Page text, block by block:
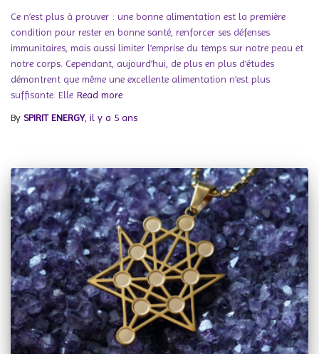
Ce n’est plus à prouver : une bonne alimentation est la première
condition pour rester en bonne santé, renforcer ses défenses
immunitaires, mais aussi limiter l’emprise du temps sur notre peau et
notre corps. Cependant, aujourd’hui, de plus en plus d’études
démontrent que même une excellente alimentation n’est plus
suffisante. Elle Read more
By SPIRIT ENERGY, il y a 5 ans